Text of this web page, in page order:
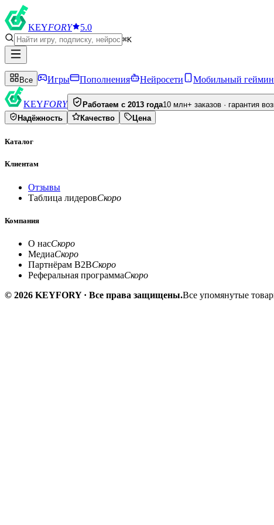
KEYFORY 5.0
⌘K
Все Игры Пополнения Нейросети Мобильный
KEYFORY Работаем с 2013 года10 млн+ заказов · гарантия
Надёжность
Качество Цена
Каталог
Клиентам
Отзывы
Таблица лидеровСкоро
Компания
О насСкоро
МедиаСкоро
Партнёрам B2BСкоро
Реферальная программаСкоро
© 2026 KEYFORY · Все права защищены.Все упомянутые